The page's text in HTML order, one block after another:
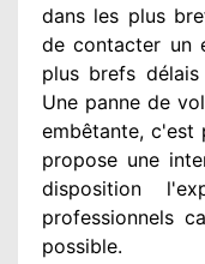
dans les plus
de contacter un
plus brefs
Une panne de
embêtante, c'est
propose une
disposition
professionnels
possible.